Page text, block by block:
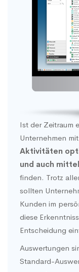
Ist der Zeitraum
Unternehmen
Aktivitäten
und auch
finden. Trotz
sollten
Kunden im
diese
Entscheidung
Auswertungen
Standard-